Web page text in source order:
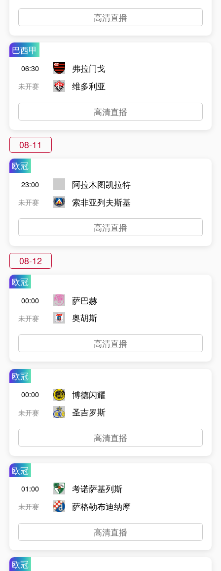
高清直播
巴西甲
06:30
未开赛
弗拉门戈
维多利亚
高清直播
08-11
欧冠
23:00
未开赛
阿拉木图凯拉特
索非亚列夫斯基
高清直播
08-12
欧冠
00:00
未开赛
萨巴赫
奥胡斯
高清直播
欧冠
00:00
未开赛
博德闪耀
圣吉罗斯
高清直播
欧冠
01:00
未开赛
考诺萨基列斯
萨格勒布迪纳摩
高清直播
欧冠